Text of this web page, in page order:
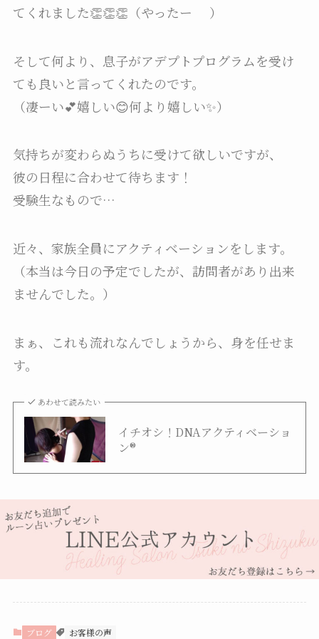
てくれました👏👏👏（やったー
）
そして何より、息子がアデプトプログラムを受け
ても良いと言ってくれたのです。
（凄ーい💕嬉しい😊何より嬉しい✨）
気持ちが変わらぬうちに受けて欲しいですが、
彼の日程に合わせて待ちます！
受験生なもので…
近々、家族全員にアクティベーションをします。
（本当は今日の予定でしたが、訪問者があり出来
ませんでした。）
まぁ、これも流れなんでしょうから、身を任せま
す。
あわせて読みたい
イチオシ！DNAアクティベーショ
ン®
ブログ お客様の声